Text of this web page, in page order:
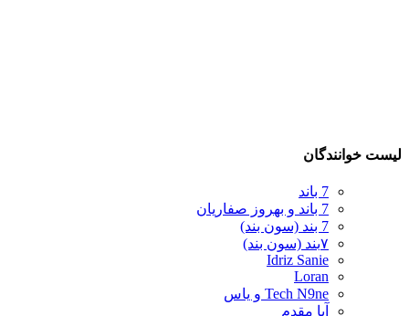
لیست خوانندگان
7 باند
7 باند و بهروز صفاریان
7 بند (سون بند)
۷بند (سون بند)
Idriz Sanie
Loran
Tech N9ne و یاس
آبا مقدم